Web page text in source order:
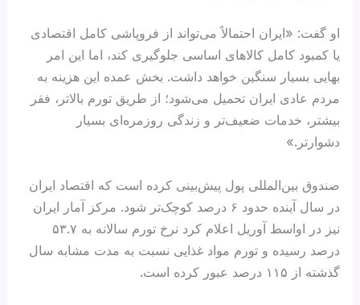
او گفت: «ایران احتمالاً می‌تواند از فروپاشی کامل اقتصادی
یا کمبود کامل کالاهای اساسی جلوگیری کند، اما این امر
بهایی بسیار سنگین خواهد داشت. بخش عمده این هزینه به
مردم عادی ایران تحمیل می‌شود؛ از طریق تورم بالاتر، فقر
بیشتر، خدمات ضعیف‌تر و زندگی روزمره‌ای بسیار
دشوارتر.»
صندوق بین‌المللی پول پیش‌بینی کرده است که اقتصاد ایران
در سال آینده حدود ۶ درصد کوچک‌تر شود. مرکز آمار ایران
نیز در اواسط آوریل اعلام کرد نرخ تورم سالانه به ۵۳.۷
درصد رسیده و تورم مواد غذایی نسبت به مدت مشابه سال
گذشته از ۱۱۵ درصد عبور کرده است.